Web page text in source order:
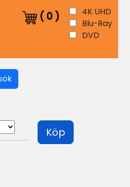
( 0 )
4K UHD
Blu-Ray
DVD
Köp